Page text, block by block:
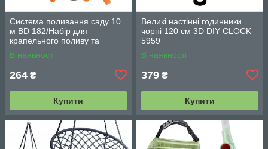
Система поливання саду 10
м BD 182/Набір для
крапельного поливу та
охолодження/комплект для
поливання
В наявності
264 ₴
Купити
Великі настінні годинники
чорні 120 см 3D DIY CLOCK
5959
В наявності
379 ₴
Купити